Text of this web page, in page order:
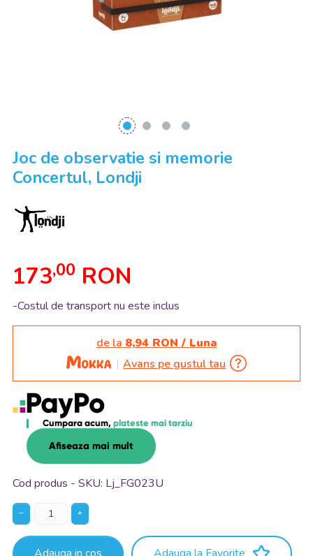
Joc de observatie si memorie
Concertul, Londji
173,00 RON
-Costul de transport nu este inclus
de la 8,94 RON / Luna
Avans pe gustul tau
Cumpara acum, plateste mai tarziu
Afiseaza mai mult
Cod produs - SKU Lj_FG023U
− +